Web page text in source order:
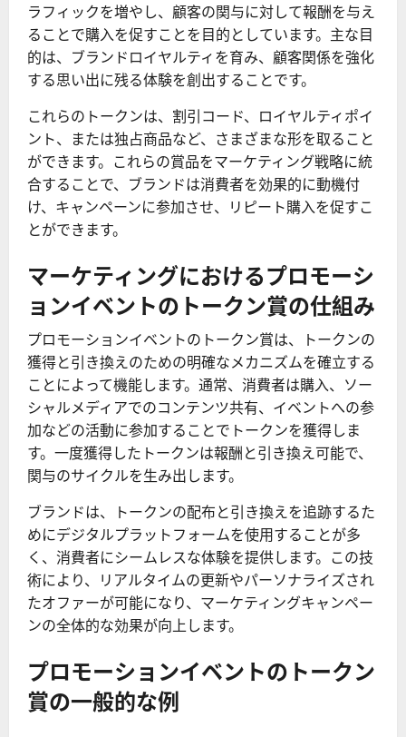
ラフィックを増やし、顧客の関与に対して報酬を与え
ることで購入を促すことを目的としています。主な目
的は、ブランドロイヤルティを育み、顧客関係を強化
する思い出に残る体験を創出することです。
これらのトークンは、割引コード、ロイヤルティポイ
ント、または独占商品など、さまざまな形を取ること
ができます。これらの賞品をマーケティング戦略に統
合することで、ブランドは消費者を効果的に動機付
け、キャンペーンに参加させ、リピート購入を促すこ
とができます。
マーケティングにおけるプロモーシ
ョンイベントのトークン賞の仕組み
プロモーションイベントのトークン賞は、トークンの
獲得と引き換えのための明確なメカニズムを確立する
ことによって機能します。通常、消費者は購入、ソー
シャルメディアでのコンテンツ共有、イベントへの参
加などの活動に参加することでトークンを獲得しま
す。一度獲得したトークンは報酬と引き換え可能で、
関与のサイクルを生み出します。
ブランドは、トークンの配布と引き換えを追跡するた
めにデジタルプラットフォームを使用することが多
く、消費者にシームレスな体験を提供します。この技
術により、リアルタイムの更新やパーソナライズされ
たオファーが可能になり、マーケティングキャンペー
ンの全体的な効果が向上します。
プロモーションイベントのトークン
賞の一般的な例